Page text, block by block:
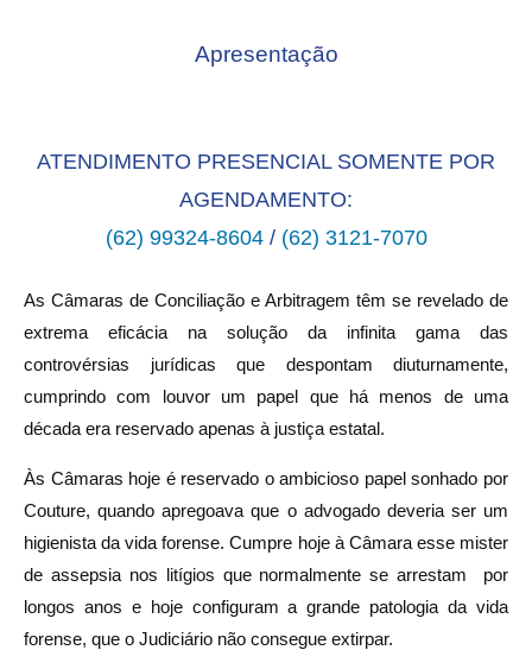
Apresentação
ATENDIMENTO PRESENCIAL SOMENTE POR
AGENDAMENTO:
(62) 99324-8604/ (62) 3121-7070
As Câmaras de Conciliação e Arbitragem têm se revelado de
extrema eficácia na solução da infinita gama das
controvérsias jurídicas que despontam diuturnamente,
cumprindo com louvor um papel que há menos de uma
década era reservado apenas à justiça estatal.
Às Câmaras hoje é reservado o ambicioso papel sonhado por
Couture, quando apregoava que o advogado deveria ser um
higienista da vida forense. Cumpre hoje à Câmara esse mister
de assepsia nos litígios que normalmente se arrestam por
longos anos e hoje configuram a grande patologia da vida
forense, que o Judiciário não consegue extirpar.